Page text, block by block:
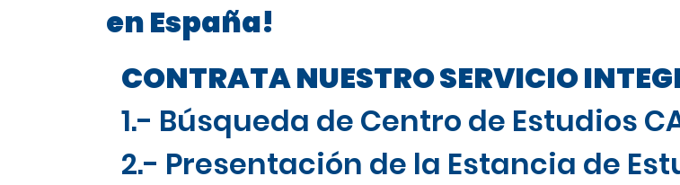
en España!
CONTRATA NUESTRO SERVICIO
1.- Búsqueda de Centro de Estudios
2.- Presentación de la Estancia de